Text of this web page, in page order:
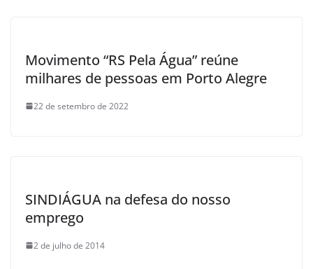
Movimento “RS Pela Água” reúne
milhares de pessoas em Porto Alegre
22 de setembro de 2022
SINDIÁGUA na defesa do nosso
emprego
2 de julho de 2014